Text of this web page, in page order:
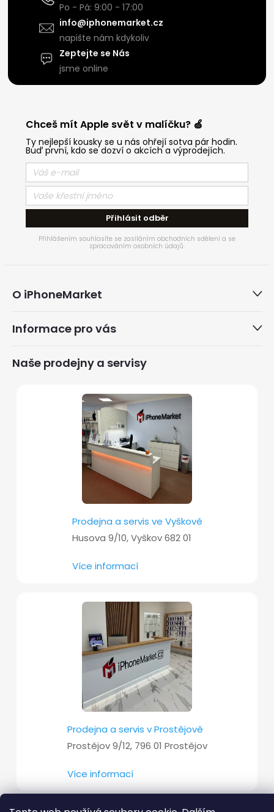
Po - Pá: 9:00 - 17:00
info@iphonemarket.cz
napište nám kdykoliv
Zeptejte se Nás
jsme online
Chceš mít Apple svět v malíčku? 🍏
Ty nejlepší kousky se u nás ohřejí sotva pár hodin.
Buď první, kdo se dozví o akcích a výprodejích.
Přihlásit odběr
Přihlášením souhlasíte se zasíláním obchodních sdělení a se
zpracováním osobních údajů.
á
p
a
O iPhoneMarket
Informace pro vás
Naše prodejny a servisy
Prodejna a servis ve Vyškově
Husova 9/10, Vyškov 682 01
Více informací
Prodejna a servis v Prostějově
Prostějov 9/12, 796 01 Prostějov
Více informací